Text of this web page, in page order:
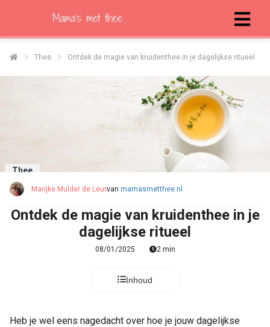
Thee Ontdek de magie van kruidenthee in je dagelijkse ritueel
Thee
Marijke Mulder de Leurvan mamasmetthee.nl
Ontdek de magie van kruidenthee in je
dagelijkse ritueel
08/01/2025 2 min
Inhoud
Heb je wel eens nagedacht over hoe je jouw dagelijkse
zijn
om
Ze